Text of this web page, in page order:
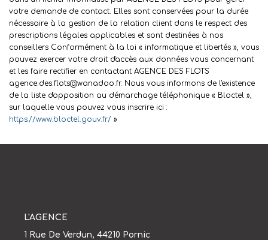
votre demande de contact. Elles sont conservées pour la durée
nécessaire à la gestion de la relation client dans le respect des
prescriptions légales applicables et sont destinées à nos
conseillers Conformément à la loi « informatique et libertés », vous
pouvez exercer votre droit d'accès aux données vous concernant
et les faire rectifier en contactant AGENCE DES FLOTS
agence.des.flots@wanadoo.fr. Nous vous informons de l'existence
de la liste d'opposition au démarchage téléphonique « Bloctel »,
sur laquelle vous pouvez vous inscrire ici :
https://www.bloctel.gouv.fr/ »
L'AGENCE
1 Rue De Verdun, 44210 Pornic